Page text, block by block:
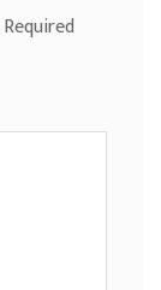
Required